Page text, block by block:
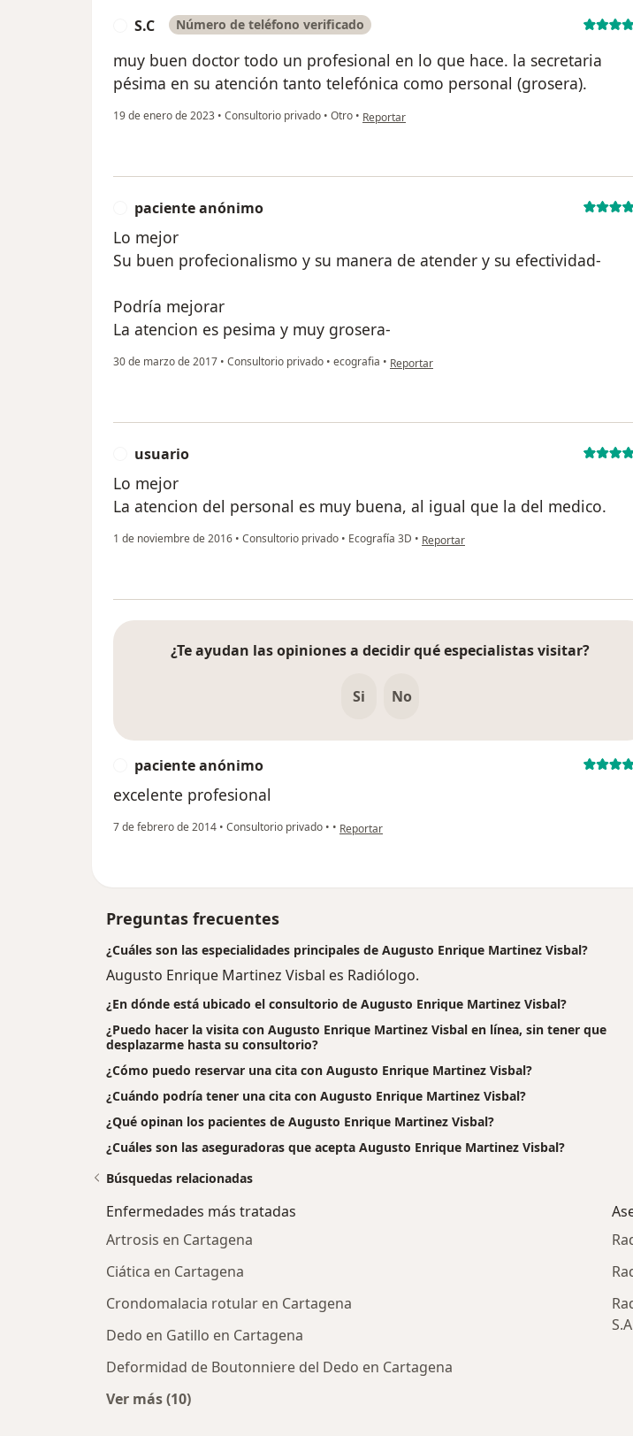
S.C Número de teléfono verificado
muy buen doctor todo un profesional en lo que hace. la secretaria
pésima en su atención tanto telefónica como personal (grosera).
19 de enero de 2023 • Consultorio privado • Otro • en opinión del usuario S.C
Reportar
paciente anónimo
Lo mejor
Su buen profecionalismo y su manera de atender y su efectividad-
Podría mejorar
La atencion es pesima y muy grosera-
30 de marzo de 2017 • Consultorio privado • ecografia • en opinión del usuario paciente anónimo
Reportar
usuario
Lo mejor
La atencion del personal es muy buena, al igual que la del medico.
1 de noviembre de 2016 • Consultorio privado • Ecografía 3D • en opinión del usuario usuario
Reportar
¿Te ayudan las opiniones a decidir qué especialistas visitar?
Si No
paciente anónimo
excelente profesional
7 de febrero de 2014 • Consultorio privado • • en opinión del usuario paciente anónimo
Reportar
Preguntas frecuentes
¿Cuáles son las especialidades principales de Augusto Enrique Martinez Visbal?
Augusto Enrique Martinez Visbal es Radiólogo.
¿En dónde está ubicado el consultorio de Augusto Enrique Martinez Visbal?
¿Puedo hacer la visita con Augusto Enrique Martinez Visbal en línea, sin tener que
desplazarme hasta su consultorio?
¿Cómo puedo reservar una cita con Augusto Enrique Martinez Visbal?
¿Cuándo podría tener una cita con Augusto Enrique Martinez Visbal?
¿Qué opinan los pacientes de Augusto Enrique Martinez Visbal?
¿Cuáles son las aseguradoras que acepta Augusto Enrique Martinez Visbal?
Búsquedas relacionadas
Enfermedades más tratadas
Artrosis en Cartagena
Ciática en Cartagena
Crondomalacia rotular en Cartagena
Dedo en Gatillo en Cartagena
Deformidad de Boutonniere del Dedo en Cartagena
Ver más (10)